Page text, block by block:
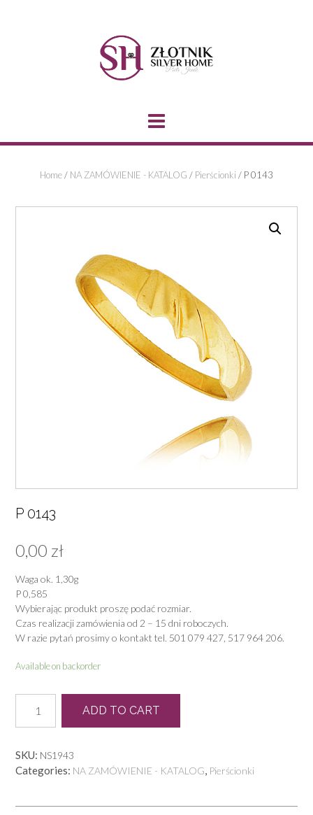
Home/ NA ZAMÓWIENIE - KATALOG / Pierścionki / P 0143
P 0143
0,00 zł
Waga ok. 1,30g
P 0,585
Wybierając produkt proszę podać rozmiar.
Czas realizacji zamówienia od 2 – 15 dni roboczych.
W razie pytań prosimy o kontakt tel. 501 079 427, 517 964 206.
Available on backorder
0143
quantity
ADD TO CART
SKU: NS1943
Categories: NA ZAMÓWIENIE - KATALOG, Pierścionki